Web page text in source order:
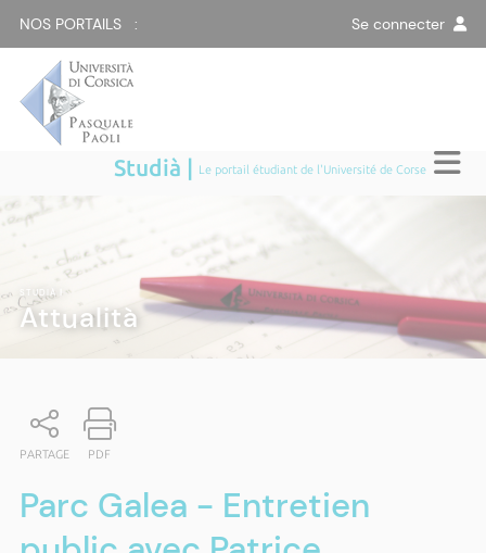
NOS PORTAILS : Se connecter
Studià | Le portail étudiant de l'Université de Corse
STUDIÀ
Attualità
PARTAGE PDF
Parc Galea - Entretien